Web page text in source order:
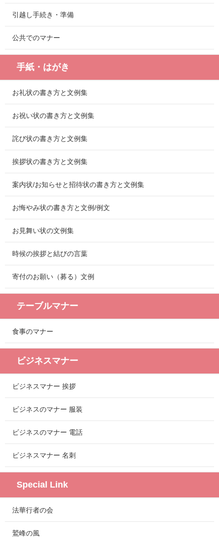
引越し手続き・準備
公共でのマナー
手紙・はがき
お礼状の書き方と文例集
お祝い状の書き方と文例集
詫び状の書き方と文例集
挨拶状の書き方と文例集
案内状/お知らせと招待状の書き方と文例集
お悔やみ状の書き方と文例/例文
お見舞い状の文例集
時候の挨拶と結びの言葉
寄付のお願い（募る）文例
テーブルマナー
食事のマナー
ビジネスマナー
ビジネスマナー 挨拶
ビジネスのマナー 服装
ビジネスのマナー 電話
ビジネスマナー 名刺
Special Link
法華行者の会
鷲峰の風